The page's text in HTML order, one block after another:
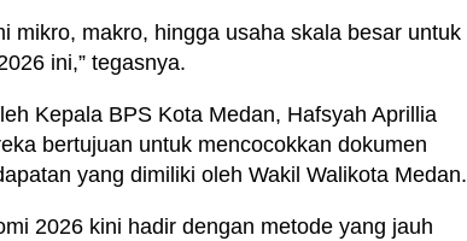
mikro, makro, hingga usaha skala besar untuk
ini,” tegasnya.
Kepala BPS Kota Medan, Hafsyah Aprillia
bertujuan untuk mencocokkan dokumen
yang dimiliki oleh Wakil Walikota Medan.
2026 kini hadir dengan metode yang jauh